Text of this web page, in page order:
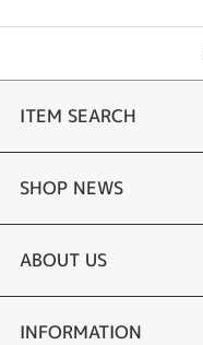
ITEM SEARCH
婚約指輪
結婚指輪
セットリング
SHOP NEWS
選ばれる理由まとめ
お客様の声
ABOUT US
会社概要
INFORMATION